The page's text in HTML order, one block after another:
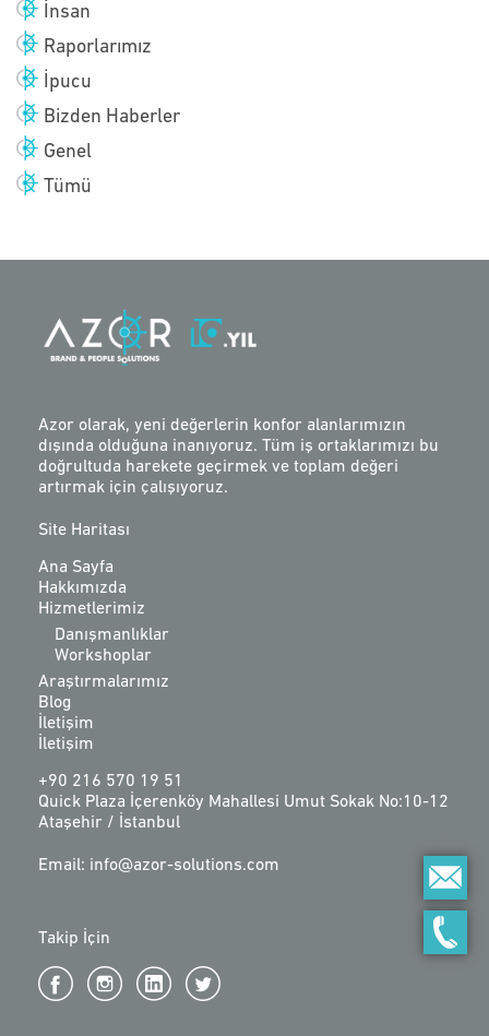
İnsan
Raporlarımız
İpucu
Bizden Haberler
Genel
Tümü
Azor olarak, yeni değerlerin konfor alanlarımızın
dışında olduğuna inanıyoruz. Tüm iş ortaklarımızı bu
doğrultuda harekete geçirmek ve toplam değeri
artırmak için çalışıyoruz.
Site Haritası
Ana Sayfa
Hakkımızda
Hizmetlerimiz
Danışmanlıklar
Workshoplar
Araştırmalarımız
Blog
İletişim
İletişim
+90 216 570 19 51
Quick Plaza İçerenköy Mahallesi Umut Sokak No:10-12
Ataşehir / İstanbul
Email: info@azor-solutions.com
Takip İçin